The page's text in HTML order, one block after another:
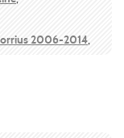
2006-2014,